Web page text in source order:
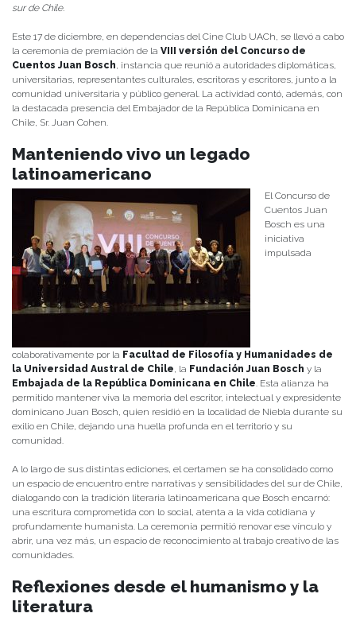
sur de Chile.
Este 17 de diciembre, en dependencias del Cine Club UACh, se llevó a cabo
la ceremonia de premiación de la VIII versión del Concurso de
Cuentos Juan Bosch , instancia que reunió a autoridades diplomáticas,
universitarias, representantes culturales, escritoras y escritores, junto a la
comunidad universitaria y público general. La actividad contó, además, con
la destacada presencia del Embajador de la República Dominicana en
Chile, Sr. Juan Cohen.
Manteniendo vivo un legado
latinoamericano
El Concurso de
Cuentos Juan
Bosch es una
iniciativa
impulsada
colaborativamente por la Facultad de Filosofía y Humanidades de
la Universidad Austral de Chile , la Fundación Juan Bosch y la
Embajada de la República Dominicana en Chile . Esta alianza ha
permitido mantener viva la memoria del escritor, intelectual y expresidente
dominicano Juan Bosch, quien residió en la localidad de Niebla durante su
exilio en Chile, dejando una huella profunda en el territorio y su
comunidad.
A lo largo de sus distintas ediciones, el certamen se ha consolidado como
un espacio de encuentro entre narrativas y sensibilidades del sur de Chile,
dialogando con la tradición literaria latinoamericana que Bosch encarnó:
una escritura comprometida con lo social, atenta a la vida cotidiana y
profundamente humanista. La ceremonia permitió renovar ese vínculo y
abrir, una vez más, un espacio de reconocimiento al trabajo creativo de las
comunidades.
Reflexiones desde el humanismo y la
literatura